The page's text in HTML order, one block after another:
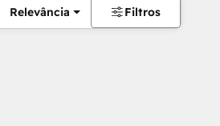
Relevância Filtros